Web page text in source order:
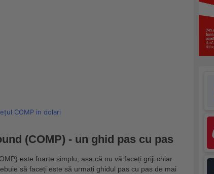
COMP in dolari
(COMP) - un ghid pas cu pas
este foarte simplu, așa că nu vă faceți griji chiar
să faceți este să urmați ghidul pas cu pas de mai